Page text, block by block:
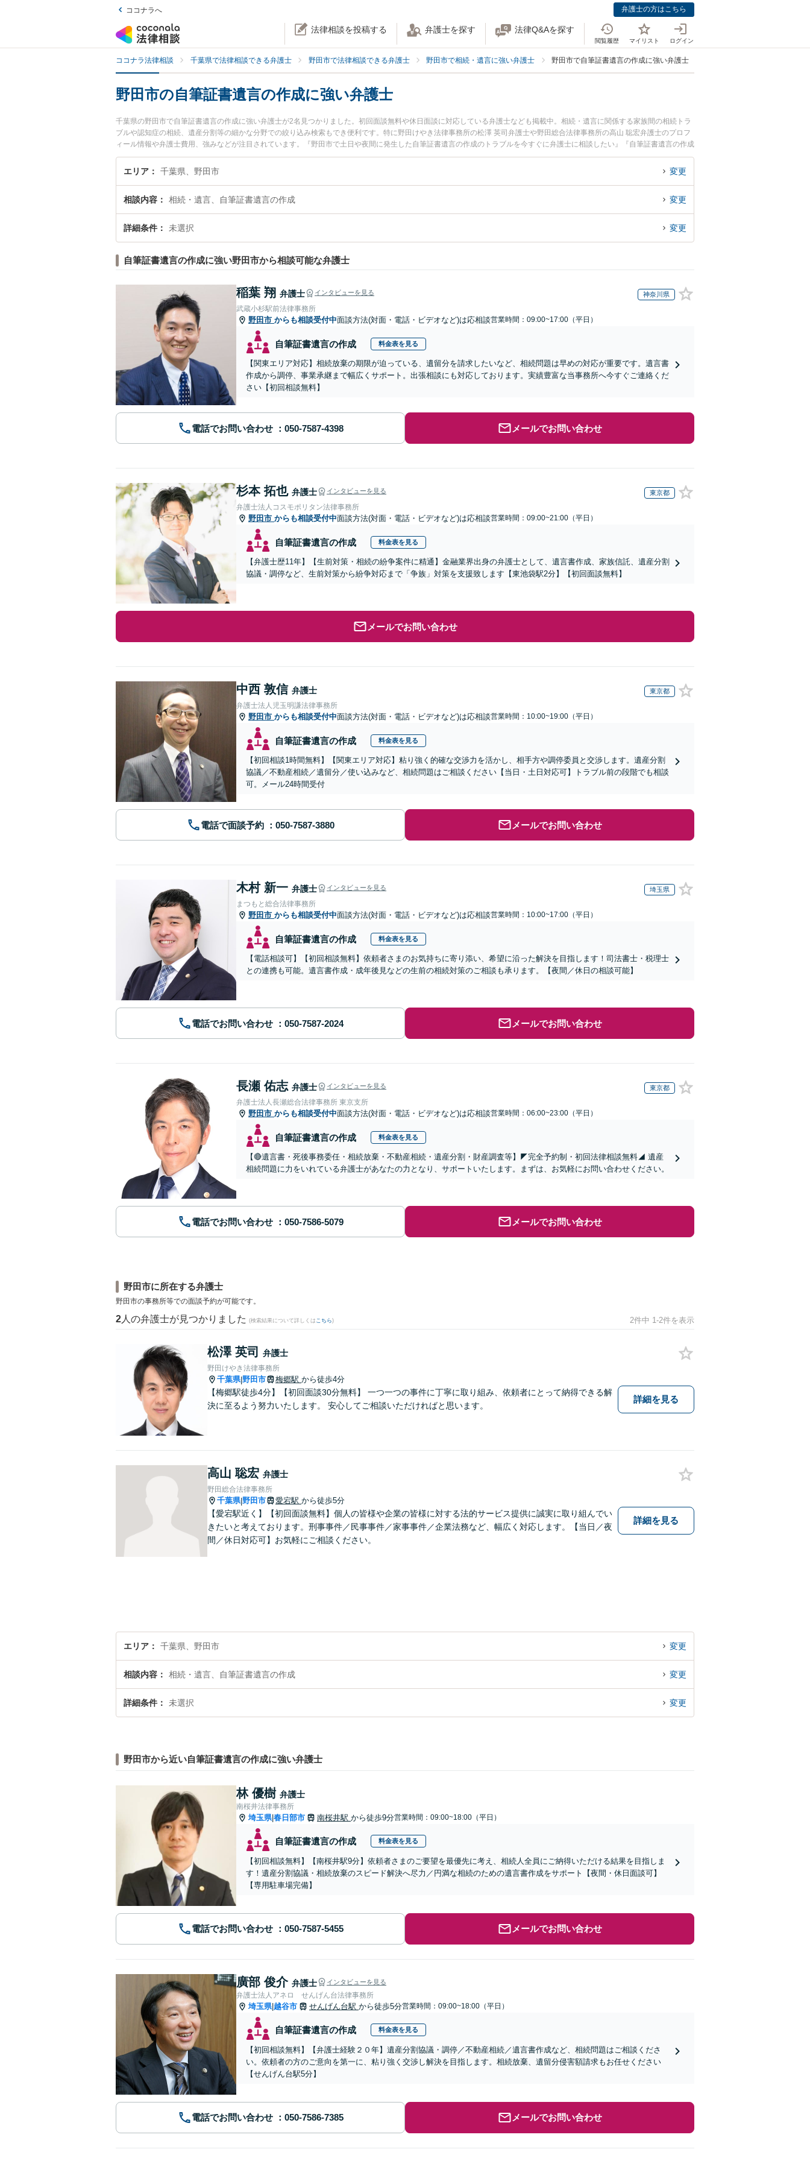
ココナラへ 弁護士の方はこちら
法律相談を投稿する 弁護士を探す 法律Q&Aを探す
閲覧履歴 マイリスト ログイン
ココナラ法律相談 千葉県で法律相談できる弁護士 野田市で法律相談できる弁護士 野田市で相続・遺言に強い弁護士 野田市で自筆証書遺言の作成に強い弁護士
野田市の自筆証書遺言の作成に強い弁護士
千葉県の野田市で自筆証書遺言の作成に強い弁護士が2名見つかりました。初回面談無料や休日面談に対応している弁護士なども掲載中。相続・遺言に関係する家族間の相続トラ
ブルや認知症の相続、遺産分割等の細かな分野での絞り込み検索もでき便利です。特に野田けやき法律事務所の松澤 英司弁護士や野田総合法律事務所の高山 聡宏弁護士のプロフ
ィール情報や弁護士費用、強みなどが注目されています。『野田市で土日や夜間に発生した自筆証書遺言の作成のトラブルを今すぐに弁護士に相談したい』『自筆証書遺言の作成
のトラブル解決の実績豊富な近くの弁護士を検索したい』『初回相談無料で自筆証書遺言の作成を法律相談できる野田市内の弁護士に相談予約したい』などでお困りの相談者さん
におすすめです。
エリア 千葉県、野田市 変更
相談内容 相続・遺言、自筆証書遺言の作成 変更
詳細条件 未選択 変更
自筆証書遺言の作成に強い野田市から相談可能な弁護士
稲葉 翔 弁護士 インタビューを見る 神奈川県
武蔵小杉駅前法律事務所
野田市 からも相談受付中面談方法(対面・電話・ビデオなど)は応相談営業時間：09:00~17:00（平日）
自筆証書遺言の作成 料金表を見る
【関東エリア対応】相続放棄の期限が迫っている、遺留分を請求したいなど、相続問題は早めの対応が重要です。遺言書
作成から調停、事業承継まで幅広くサポート。出張相談にも対応しております。実績豊富な当事務所へ今すぐご連絡くだ
さい【初回相談無料】
電話でお問い合わせ メールでお問い合わせ
杉本 拓也 弁護士 インタビューを見る 東京都
弁護士法人コスモポリタン法律事務所
野田市 からも相談受付中面談方法(対面・電話・ビデオなど)は応相談営業時間：09:00~21:00（平日）
自筆証書遺言の作成 料金表を見る
【弁護士歴11年】【生前対策・相続の紛争案件に精通】金融業界出身の弁護士として、遺言書作成、家族信託、遺産分割
協議・調停など、生前対策から紛争対応まで「争族」対策を支援致します【東池袋駅2分】【初回面談無料】
メールでお問い合わせ
中西 敦信 弁護士 東京都
弁護士法人児玉明謙法律事務所
野田市 からも相談受付中面談方法(対面・電話・ビデオなど)は応相談営業時間：10:00~19:00（平日）
自筆証書遺言の作成 料金表を見る
【初回相談1時間無料】【関東エリア対応】粘り強く的確な交渉力を活かし、相手方や調停委員と交渉します。遺産分割
協議／不動産相続／遺留分／使い込みなど、相続問題はご相談ください【当日・土日対応可】トラブル前の段階でも相談
可。メール24時間受付
電話で面談予約 メールでお問い合わせ
木村 新一 弁護士 インタビューを見る 埼玉県
まつもと総合法律事務所
野田市 からも相談受付中面談方法(対面・電話・ビデオなど)は応相談営業時間：10:00~17:00（平日）
自筆証書遺言の作成 料金表を見る
【電話相談可】【初回相談無料】依頼者さまのお気持ちに寄り添い、希望に沿った解決を目指します！司法書士・税理士
との連携も可能。遺言書作成・成年後見などの生前の相続対策のご相談も承ります。【夜間／休日の相談可能】
電話でお問い合わせ メールでお問い合わせ
長瀬 佑志 弁護士 インタビューを見る 東京都
弁護士法人長瀬総合法律事務所 東京支所
野田市 からも相談受付中面談方法(対面・電話・ビデオなど)は応相談営業時間：06:00~23:00（平日）
自筆証書遺言の作成 料金表を見る
【🔴遺言書・死後事務委任・相続放棄・不動産相続・遺産分割・財産調査等】◤完全予約制・初回法律相談無料◢ 遺産
相続問題に力をいれている弁護士があなたの力となり、サポートいたします。まずは、お気軽にお問い合わせください。
電話でお問い合わせ メールでお問い合わせ
野田市に所在する弁護士
野田市の事務所等での面談予約が可能です。
2 人の弁護士が見つかりました (検索結果について詳しくは こちら) 2件中 1-2件を表示
松澤 英司 弁護士
野田けやき法律事務所
千葉県|野田市 梅郷駅 から徒歩4分
【梅郷駅徒歩4分】【初回面談30分無料】 一つ一つの事件に丁寧に取り組み、依頼者にとって納得できる解
決に至るよう努力いたします。 安心してご相談いただければと思います。
詳細を見る
高山 聡宏 弁護士
野田総合法律事務所
千葉県|野田市 愛宕駅 から徒歩5分
【愛宕駅近く】【初回面談無料】個人の皆様や企業の皆様に対する法的サービス提供に誠実に取り組んでい
きたいと考えております。刑事事件／民事事件／家事事件／企業法務など、幅広く対応します。【当日／夜
間／休日対応可】お気軽にご相談ください。
詳細を見る
エリア 千葉県、野田市 変更
相談内容 相続・遺言、自筆証書遺言の作成 変更
詳細条件 未選択 変更
野田市から近い自筆証書遺言の作成に強い弁護士
林 優樹 弁護士
南桜井法律事務所
埼玉県|春日部市 南桜井駅 から徒歩9分営業時間：09:00~18:00（平日）
自筆証書遺言の作成 料金表を見る
【初回相談無料】【南桜井駅9分】依頼者さまのご要望を最優先に考え、相続人全員にご納得いただける結果を目指しま
す！遺産分割協議・相続放棄のスピード解決へ尽力／円満な相続のための遺言書作成をサポート【夜間・休日面談可】
【専用駐車場完備】
電話でお問い合わせ メールでお問い合わせ
廣部 俊介 弁護士 インタビューを見る
弁護士法人アネロ せんげん台法律事務所
埼玉県|越谷市 せんげん台駅 から徒歩5分営業時間：09:00~18:00（平日）
自筆証書遺言の作成 料金表を見る
【初回相談無料】【弁護士経験２０年】遺産分割協議・調停／不動産相続／遺言書作成など、相続問題はご相談くださ
い。依頼者の方のご意向を第一に、粘り強く交渉し解決を目指します。相続放棄、遺留分侵害額請求もお任せください
【せんげん台駅5分】
電話でお問い合わせ メールでお問い合わせ